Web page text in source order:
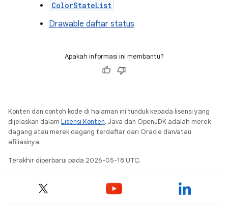
ColorStateList
Drawable daftar status
Apakah informasi ini membantu?
Konten dan contoh kode di halaman ini tunduk kepada lisensi yang
dijelaskan dalam Lisensi Konten. Java dan OpenJDK adalah merek
dagang atau merek dagang terdaftar dari Oracle dan/atau
afiliasinya.
Terakhir diperbarui pada 2026-05-18 UTC.